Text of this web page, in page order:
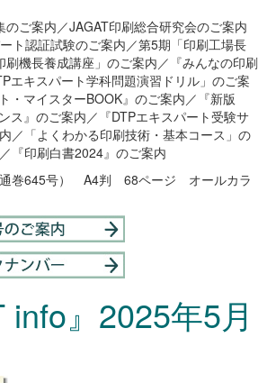
ご案内／JAGAT印刷総合研究会のご案内
ト認証試験のご案内／第5期「印刷工場長
刷機長養成講座」のご案内／『みんなの印刷
エキスパート学科問題演習ドリル」のご案
・マイスターBOOK』のご案内／『新版
ス』のご案内／『DTPエキスパート受験サ
／「よくわかる印刷技術・基本コース」の
『印刷白書2024』のご案内
通巻645号） A4判 68ページ オールカラ
info』2025年5月